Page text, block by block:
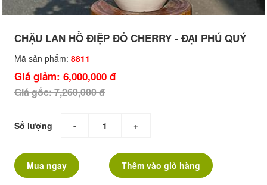
CHẬU LAN HỒ ĐIỆP ĐỎ CHERRY - ĐẠI PHÚ QUÝ
Mã sản phẩm: 8811
Giá giảm: 6,000,000 đ
Giá gốc: 7,260,000 đ
Số lượng - +
Mua ngay Thêm vào giỏ hàng